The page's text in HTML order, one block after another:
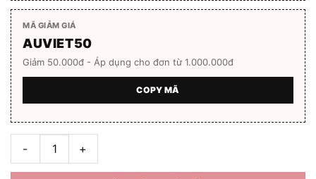
MÃ GIẢM GIÁ
AUVIET50
Giảm 50.000đ - Áp dụng cho đơn từ 1.000.000đ
COPY MÃ
Gọng kính chữ nhật PLEIK PHOLPPE PP21212 C3 số lượng